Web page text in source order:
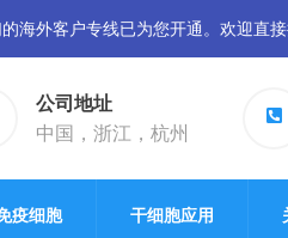
海外客户专线已为您开通。欢迎直
公司地址
中国，浙江，杭州
疫细胞 干细胞应用